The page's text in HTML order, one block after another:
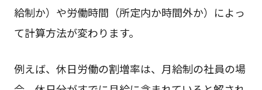
給制か）や労働時間（所定内か時間外か）によっ
て計算方法が変わります。
例えば、休日労働の割増率は、月給制の社員の場